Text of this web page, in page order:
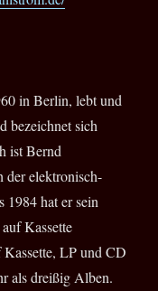
in Berlin, lebt und
bezeichnet sich
ist Bernd
der elektronisch-
1984 hat er sein
Kassette
LP und CD
als dreißig Alben.